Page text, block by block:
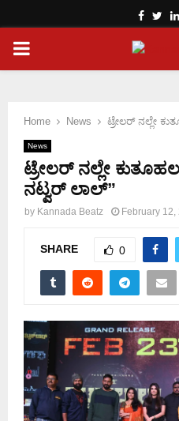
PRIMARY
Home News ಟ್ರೇಲರ್ ನಲ್ಲೇ
News
ಟ್ರೇಲರ್ ನಲ್ಲೇ
ನಟ್ವರ್ ಲಾಲ್”
by Kannada Beatz February 12,
SHARE 0